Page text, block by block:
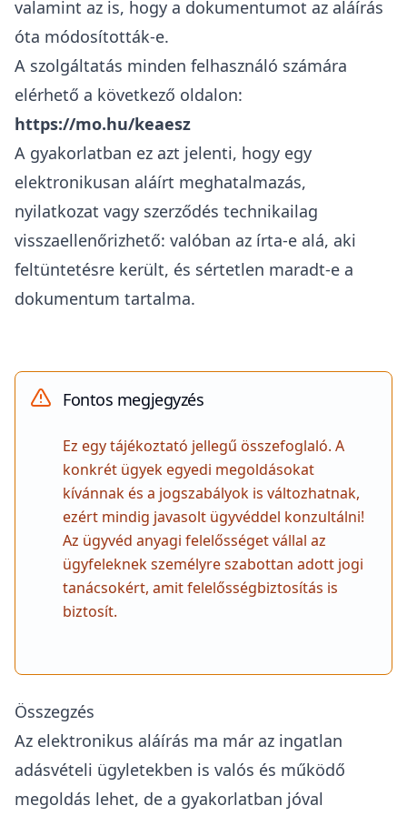
valamint az is, hogy a dokumentumot az aláírás
óta módosították-e.
A szolgáltatás minden felhasználó számára
elérhető a következő oldalon:
https://mo.hu/keaesz
A gyakorlatban ez azt jelenti, hogy egy
elektronikusan aláírt meghatalmazás,
nyilatkozat vagy szerződés technikailag
visszaellenőrizhető: valóban az írta-e alá, aki
feltüntetésre került, és sértetlen maradt-e a
dokumentum tartalma.
Fontos megjegyzés
Ez egy tájékoztató jellegű összefoglaló. A
konkrét ügyek egyedi megoldásokat
kívánnak és a jogszabályok is változhatnak,
ezért mindig javasolt ügyvéddel konzultálni!
Az ügyvéd anyagi felelősséget vállal az
ügyfeleknek személyre szabottan adott jogi
tanácsokért, amit felelősségbiztosítás is
biztosít.
Összegzés
Az elektronikus aláírás ma már az ingatlan
adásvételi ügyletekben is valós és működő
megoldás lehet, de a gyakorlatban jóval